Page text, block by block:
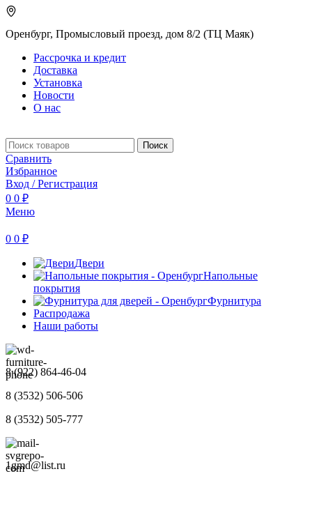
Оренбург, Промысловый проезд, дом 8/2 (ТЦ Маяк)
Рассрочка и кредит
Доставка
Установка
Новости
О нас
Поиск
Сравнить
Избранное
Вход / Регистрация
0 0 ₽
Меню
0 0 ₽
Двери
Напольные
покрытия
Фурнитура
Распродажа
Наши работы
8 (922) 864-46-04
8 (3532) 506-506
8 (3532) 505-777
1gmd@list.ru